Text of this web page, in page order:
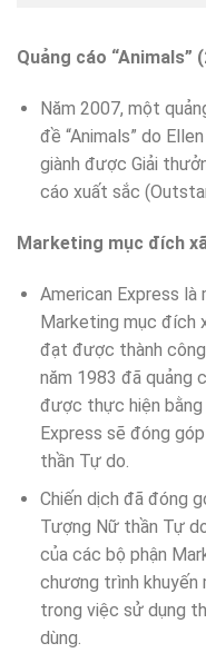
Quảng cáo “Animals”
Năm 2007, một
đề “Animals” do
giành được Giải
cáo xuất sắc
Marketing mục đích
American Express
Marketing mục đích
đạt được thành
năm 1983 đã quảng
được thực hiện bằng
Express sẽ đóng
thần Tự do.
Chiến dịch đã đóng
Tượng Nữ thần Tự
của các bộ phận
chương trình khuyến
trong việc sử dụng
dùng.